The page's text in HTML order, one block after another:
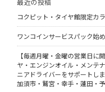
最近の投稿
コクピット・タイヤ館限定カ
ワンコインサービスパック始
【毎週月曜・金曜の営業日
ヤ・エンジンオイル・メンテ
ニアドライバーをサポートし
加須市・鷲宮・幸手・蓮田・